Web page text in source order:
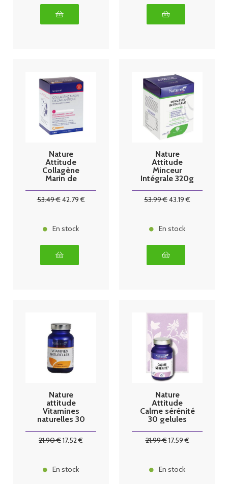
Nature
Attitude
Collagène
Marin de
53.49€42.79€
En stock
Nature
Attitude
Minceur
Intégrale 320g
53.99€43.19 €
En stock
Nature
attitude
Vitamines
naturelles 30
21.90€17.52€
En stock
Nature
Attitude
Calme sérénité
30 gelules
21.99€17.59€
En stock